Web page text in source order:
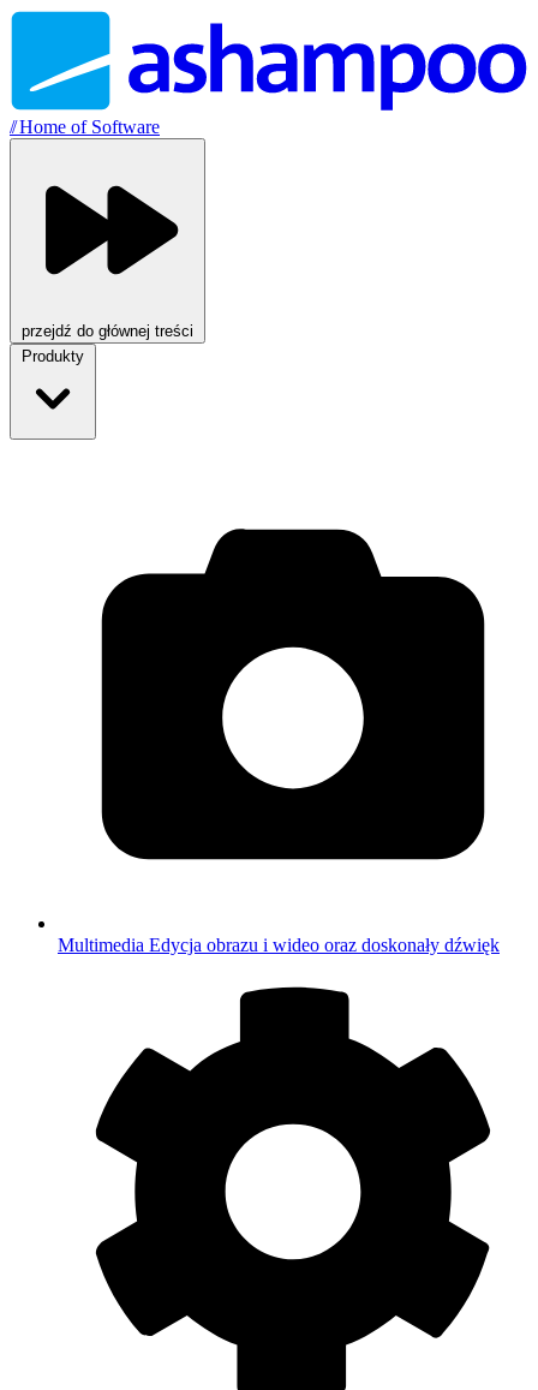
//Home of Software
przejdź do głównej treści
Produkty
Multimedia Edycja obrazu i wideo oraz doskonały dźwięk